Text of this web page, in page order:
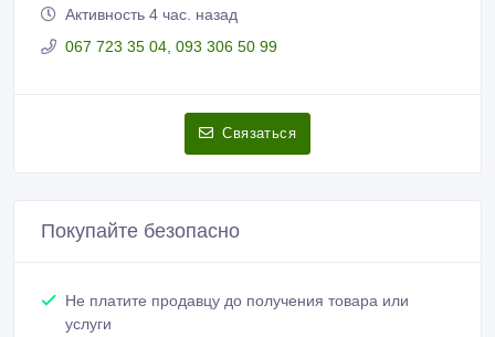
Активность 4 час. назад
067 723 35 04, 093 306 50 99
Связаться
Покупайте безопасно
Не платите продавцу до получения товара или
услуги